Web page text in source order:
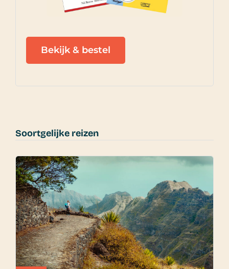
Bekijk & bestel
Soortgelijke reizen